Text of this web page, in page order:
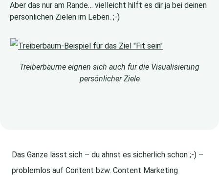
Aber das nur am Rande… vielleicht hilft es dir ja bei deinen
persönlichen Zielen im Leben. ;-)
Treiberbäume eignen sich auch für die Visualisierung
persönlicher Ziele
Das Ganze lässt sich – du ahnst es sicherlich schon ;-) –
problemlos auf Content bzw. Content Marketing